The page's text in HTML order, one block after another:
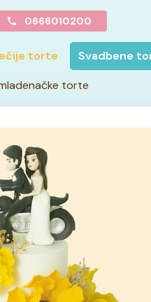
0666010200
torte Svadbene
torte